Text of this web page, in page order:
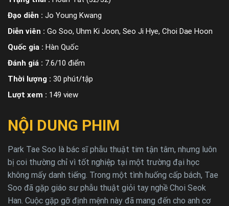
Đạo diễn : Jo Young Kwang
Diễn viên : Go Soo, Uhm Ki Joon, Seo Ji Hye, Choi Dae Hoon
Quốc gia : Hàn Quốc
Đánh giá : 7.6/10 điểm
Thời lượng : 30 phút/tập
Lượt xem : 149 view
NỘI DUNG PHIM
Park Tae Soo là bác sĩ phẫu thuật tim tận tâm, nhưng luôn
bị coi thường chỉ vì tốt nghiệp tại một trường đại học
không mấy danh tiếng. Trong một tình huống cấp bách, Tae
Soo đã gặp giáo sư phẫu thuật giỏi tay nghề Choi Seok
Han. Cuộc gặp gỡ định mệnh này đã mang đến cho anh cơ